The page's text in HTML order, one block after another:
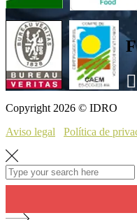
Copyright 2026 © IDRO
Aviso legal
Política de